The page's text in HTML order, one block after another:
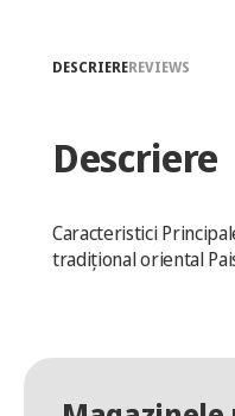
DESCRIEREREVIEWS
Descriere
Caracteristici
tradițional oriental